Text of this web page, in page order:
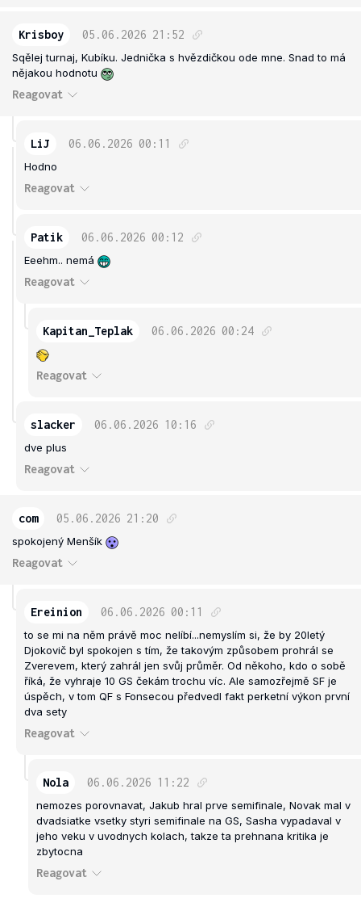
Krisboy 05.06.2026 21:52
Sqělej turnaj, Kubíku. Jednička s hvězdičkou ode mne. Snad to má
nějakou hodnotu
Reagovat
LiJ 06.06.2026 00:11
Hodno
Reagovat
Patik 06.06.2026 00:12
Eeehm.. nemá
Reagovat
Kapitan_Teplak 06.06.2026 00:24
Reagovat
slacker 06.06.2026 10:16
dve plus
Reagovat
com 05.06.2026 21:20
spokojený Menšík
Reagovat
Ereinion 06.06.2026 00:11
to se mi na něm právě moc nelíbí...nemyslím si, že by 20letý
Djokovič byl spokojen s tím, že takovým způsobem prohrál se
Zverevem, který zahrál jen svůj průměr. Od někoho, kdo o sobě
říká, že vyhraje 10 GS čekám trochu víc. Ale samozřejmě SF je
úspěch, v tom QF s Fonsecou předvedl fakt perketní výkon první
dva sety
Reagovat
Nola 06.06.2026 11:22
nemozes porovnavat, Jakub hral prve semifinale, Novak mal v
dvadsiatke vsetky styri semifinale na GS, Sasha vypadaval v
jeho veku v uvodnych kolach, takze ta prehnana kritika je
zbytocna
Reagovat